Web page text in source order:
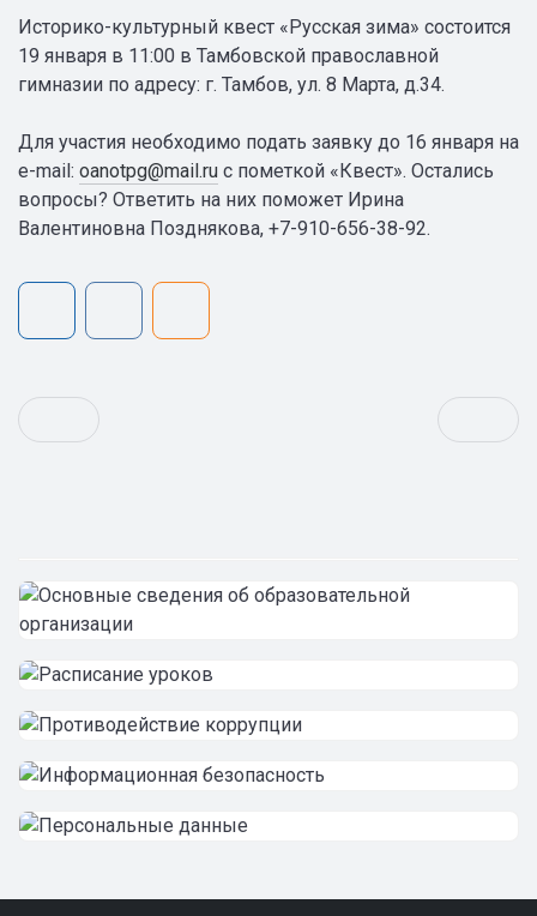
Историко-культурный квест «Русская зима» состоится
19 января в 11:00 в Тамбовской православной
гимназии по адресу: г. Тамбов, ул. 8 Марта, д.34.
Для участия необходимо подать заявку до 16 января на
e-mail: oanotpg@mail.ru с пометкой «Квест». Остались
вопросы? Ответить на них поможет Ирина
Валентиновна Позднякова, +7-910-656-38-92.